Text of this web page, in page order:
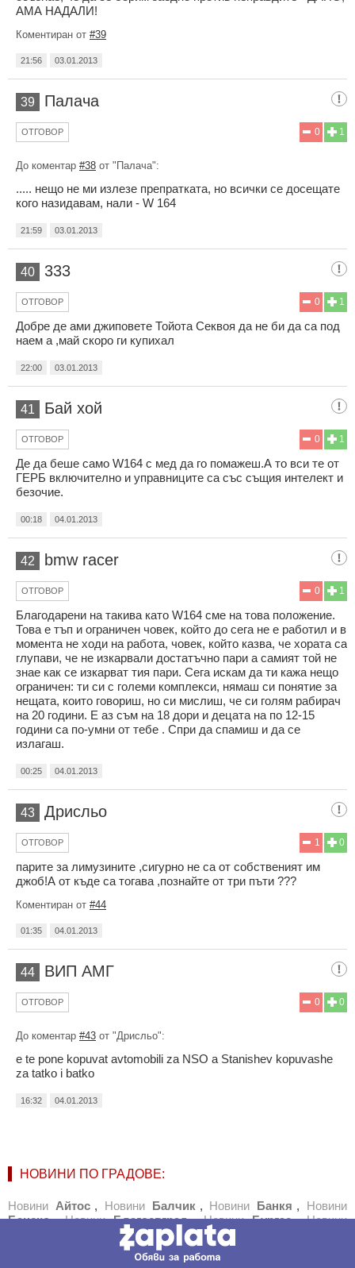
АМА НАДАЛИ!
Коментиран от #39
21:56 03.01.2013
39 Палача
1
0
ОТГОВОР
До коментар #38 от "Палача":
..... нещо не ми излезе препратката, но всички се досещате
кого назидавам, нали - W 164
21:59 03.01.2013
40 333
1
0
ОТГОВОР
Добре де ами джиповете Тойота Секвоя да не би да са под
наем а ,май скоро ги купихал
22:00 03.01.2013
41 Бай хой
1
0
ОТГОВОР
Де да беше само W164 с мед да го помажеш.А то вси те от
ГЕРБ включително и управниците са със същия интелект и
безочие.
00:18 04.01.2013
42 bmw racer
1
0
ОТГОВОР
Благодарени на такива като W164 сме на това положение.
Това е тъп и ограничен човек, който до сега не е работил и в
момента не ходи на работа, човек, който казва, че хората са
глупави, че не изкарвали достатъчно пари а самият той не
знае как се изкарват тия пари. Сега искам да ти кажа нещо
ограничен: ти си с големи комплекси, нямаш си понятие за
нещата, които говориш, но си мислиш, че си голям рабирач
на 20 години. Е аз съм на 18 дори и децата на по 12-15
години са по-умни от тебе . Спри да спамиш и да се
излагаш.
00:25 04.01.2013
43 Дрисльо
0
1
ОТГОВОР
парите за лимузините ,сигурно не са от собственият им
джоб!А от къде са тогава ,познайте от три пъти ???
Коментиран от #44
01:35 04.01.2013
44 ВИП АМГ
0
0
ОТГОВОР
До коментар #43 от "Дрисльо":
e te pone kopuvat avtomobili za NSO a Stanishev kopuvashe
za tatko i batko
16:32 04.01.2013
НОВИНИ ПО ГРАДОВЕ:
Новини Айтос , Новини Балчик , Новини Банкя , Новини
Банско ,Новини Благоевград ,Новини Бургас ,Новини
Варна ,Новини Велико Търново
Новини Видин ,Новини
Добрич ,Новини